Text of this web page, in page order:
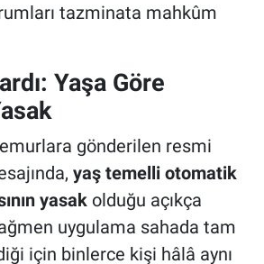
tazminata mahkûm
Yaşa Göre
gönderilen resmi
yaş temelli otomatik
yasakolduğu açıkça
uygulama sahada tam
için binlerce kişi hâlâ aynı